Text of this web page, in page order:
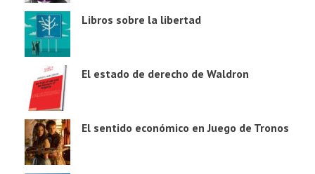
Libros sobre la libertad
El estado de derecho de Waldron
El sentido económico en Juego de Tronos